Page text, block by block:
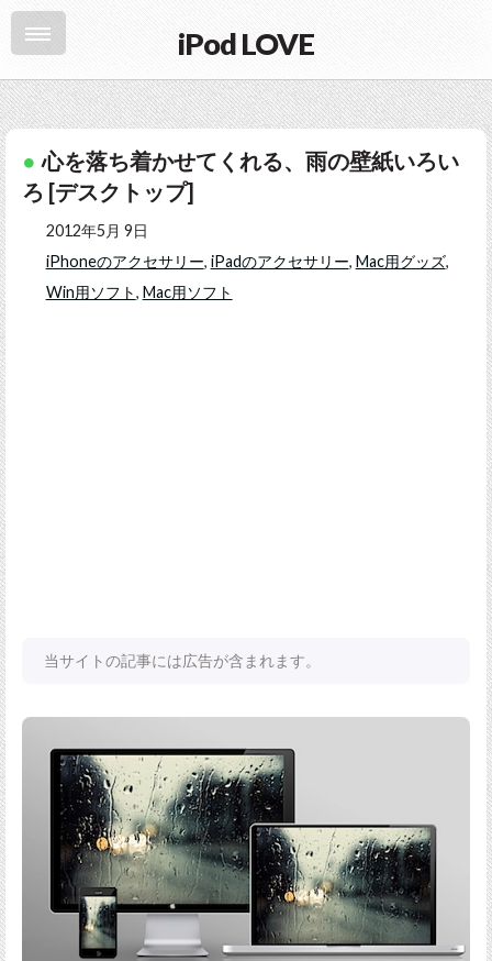
iPod LOVE
心を落ち着かせてくれる、雨の壁紙いろい
ろ [デスクトップ]
2012年5月 9日
iPhoneのアクセサリー, iPadのアクセサリー, Mac用グッズ,
Win用ソフト, Mac用ソフト
当サイトの記事には広告が含まれます。